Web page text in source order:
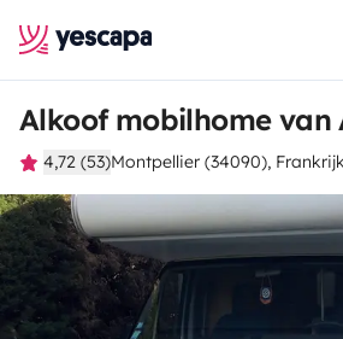
Alkoof mobilhome van
4,72 (53)Montpellier (34090), Frankrijk